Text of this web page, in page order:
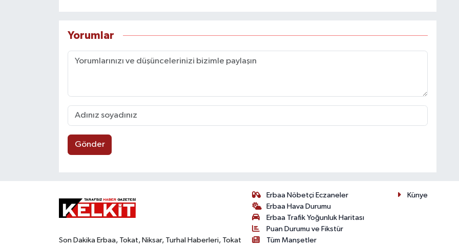
Yorumlar
Gönder
Son Dakika Erbaa, Tokat, Niksar, Turhal Haberleri, Tokat
Erbaa Nöbetçi Eczaneler
Erbaa Hava Durumu
Erbaa Trafik Yoğunluk Haritası
Puan Durumu ve Fikstür
Tüm Manşetler
Künye